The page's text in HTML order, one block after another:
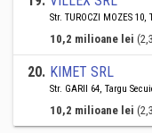
Str. TUROCZI MOZES
10,2 milioane lei
20. KIMET SRL
Str. GARII 64, Targu
10,2 milioane lei